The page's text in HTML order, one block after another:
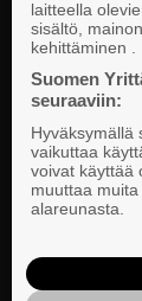
vaikuttamista
laitteella
sisältö,
kehittäminen .
Suomen
seuraaviin:
Hyväksymällä
vaikuttaa
voivat käyttää
muuttaa
alareunasta.